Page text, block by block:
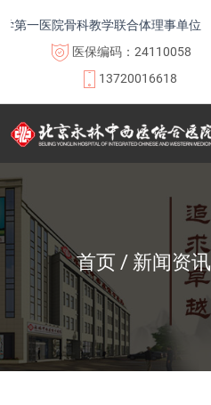
医院骨科教学联合体理事单位
医保编码：24110058
13720016618
首页 新闻资讯